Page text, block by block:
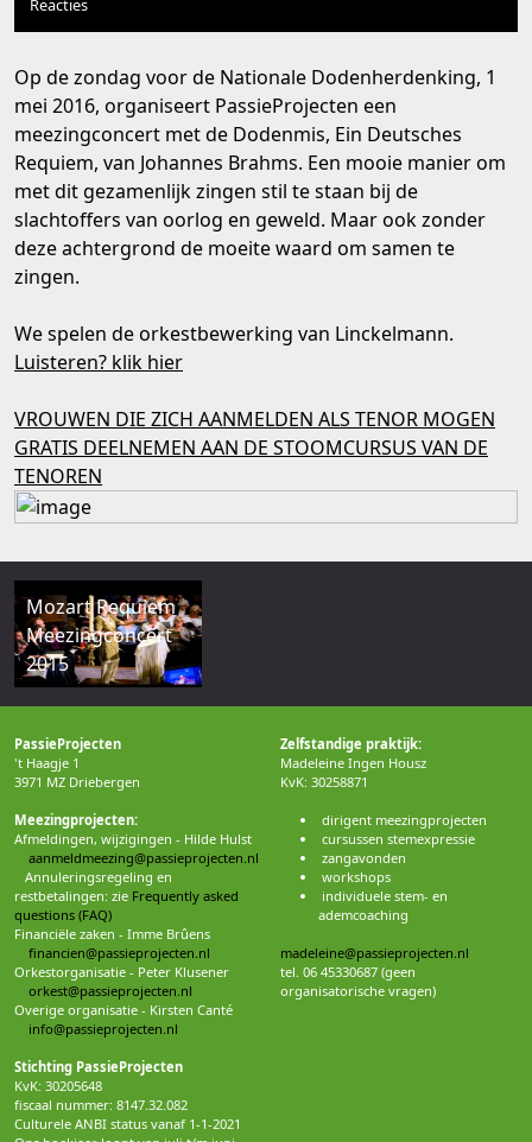
Reacties
Op de zondag voor de Nationale Dodenherdenking, 1
mei 2016, organiseert PassieProjecten een
meezingconcert met de Dodenmis, Ein Deutsches
Requiem, van Johannes Brahms. Een mooie manier om
met dit gezamenlijk zingen stil te staan bij de
slachtoffers van oorlog en geweld. Maar ook zonder
deze achtergrond de moeite waard om samen te
zingen.
We spelen de orkestbewerking van Linckelmann.
Luisteren? klik hier
VROUWEN DIE ZICH AANMELDEN ALS TENOR MOGEN
GRATIS DEELNEMEN AAN DE STOOMCURSUS VAN DE
TENOREN
Mozart Requiem
Meezingconcert
2015
PassieProjecten
't Haagje 1
3971 MZ Driebergen
Meezingprojecten:
Afmeldingen, wijzigingen - Hilde Hulst
aanmeldmeezing@passieprojecten.nl
Annuleringsregeling en
restbetalingen: zie Frequently asked
questions (FAQ)
Financiële zaken - Imme Brûens
financien@passieprojecten.nl
Orkestorganisatie - Peter Klusener
orkest@passieprojecten.nl
Overige organisatie - Kirsten Canté
info@passieprojecten.nl
Stichting PassieProjecten
KvK: 30205648
fiscaal nummer: 8147.32.082
Culturele ANBI status vanaf 1-1-2021
Zelfstandige praktijk:
Madeleine Ingen Housz
KvK: 30258871
dirigent meezingprojecten
cursussen stemexpressie
zangavonden
workshops
individuele stem- en
ademcoaching
madeleine@passieprojecten.nl
tel. 06 45330687 (geen
organisatorische vragen)